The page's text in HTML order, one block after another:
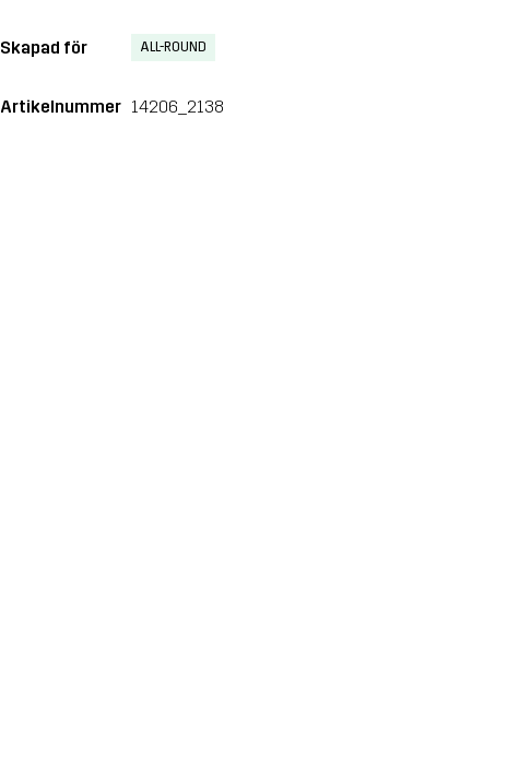
Skapad för ALL-ROUND
Artikelnummer 14206_2138